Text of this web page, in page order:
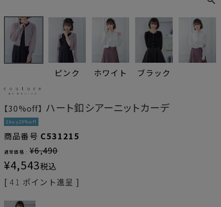
ピンク ホワイト ブラック
【30%off】 ハート釦シアーニットカーデ
2buy20%off
商品番号 C531215
通常価格 : ¥6,490
¥4,543税込
[ 41 ポイント進呈 ]